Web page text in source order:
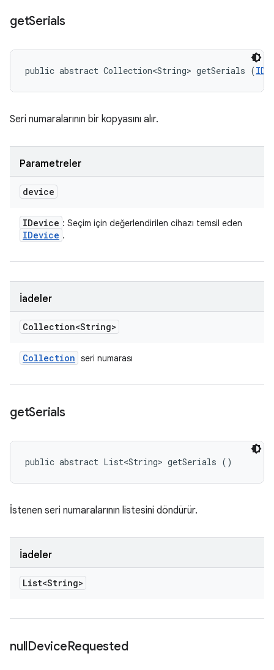
getSerials
public abstract Collection<String> getSerials (
Seri numaralarının bir kopyasını alır.
Parametreler
device
IDevice : Seçim için değerlendirilen cihazı temsil eden
IDevice .
İadeler
Collection<String>
Collection seri numarası
getSerials
public abstract List<String> getSerials ()
İstenen seri numaralarının listesini döndürür.
İadeler
List<String>
nullDeviceRequested